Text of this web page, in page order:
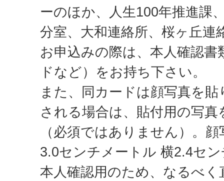
ーのほか、人生100年推進課
分室、大和連絡所、桜ヶ丘連
お申込みの際は、本人確認
ドなど）をお持ち下さい。
また、同カードは顔写真を
される場合は、貼付用の写
（必須ではありません）。
3.0センチメートル 横2.4セ
本人確認用のため、なるべ